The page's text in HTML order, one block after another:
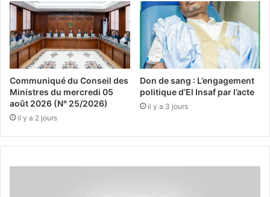
Communiqué du Conseil des
Ministres du mercredi 05
août 2026 (N° 25/2026)
il y a 2 jours
Don de sang : L’engagement
politique d’El Insaf par l’acte
il y a 3 jours